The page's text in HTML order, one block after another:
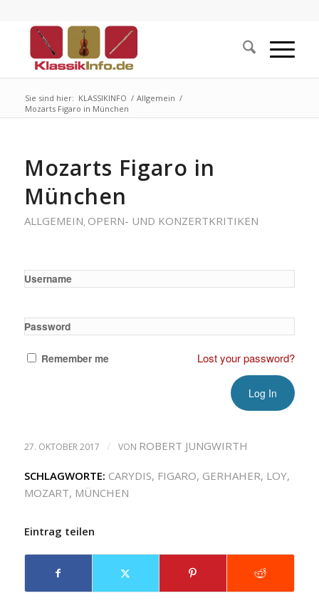
Sie sind hier: KLASSIKINFO / Allgemein /
Mozarts Figaro in München
Mozarts Figaro in
München
ALLGEMEIN, OPERN- UND KONZERTKRITIKEN
Username
Password
Remember me Lost your password?
27. OKTOBER 2017 / VON ROBERT JUNGWIRTH
SCHLAGWORTE: CARYDIS, FIGARO, GERHAHER, LOY,
MOZART, MÜNCHEN
Eintrag teilen